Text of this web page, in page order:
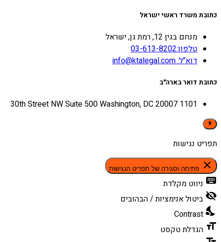
כתובת משרד ראשי ישראל
מנחם בגין 12, רמת גן, ישראל
טלפון:03-613-8202
דוא"ל: info@ktalegal.com
כתובת דואר בארה"ב
1101 30th Street NW Suite 500 Washington, DC 20007
תפריט נגישות
close פתיחה וסגירה של תפריט הנגישות
keyboard ניווט מקלדת
visibility_off ביטול אנימציות / הבהובים
nights_stay
Contrast
format_size הגדלת טקסט